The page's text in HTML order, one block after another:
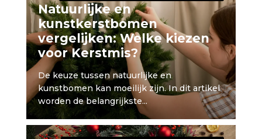
Natuurlijke en
kunstkerstbomen
vergelijken: Welke kiezen
voor Kerstmis?
De keuze tussen natuurlijke en
kunstbomen kan moeilijk zijn. In dit artikel
worden de belangrijkste...